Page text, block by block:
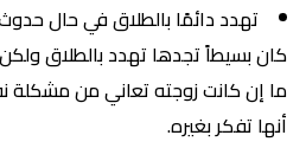
تهدد دائمًا بالطلاق في حال
كان بسيطاً تجدها تهدد بالطلاق
ما إن كانت زوجته تعاني من
أنها تفكر بغيره.